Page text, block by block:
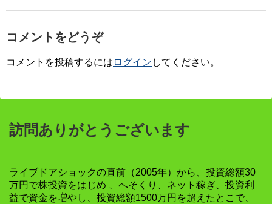
コメントをどうぞ
コメントを投稿するには ログイン してください。
訪問ありがとうございます
ライブドアショックの直前（2005年）から、投資総額30
万円で株投資をはじめ 、へそくり、ネット稼ぎ、投資利
益で資金を増やし、投資総額1500万円を超えたとこで、